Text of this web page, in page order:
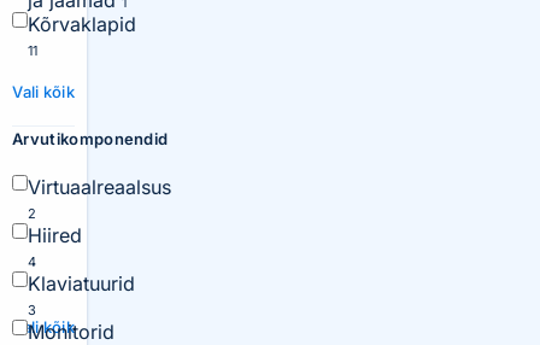
Kõrvaklapid
11
Vali kõik
Arvutikomponendid
Virtuaalreaalsus
2
Hiired
4
Klaviatuurid
3
Monitorid
Vali kõik